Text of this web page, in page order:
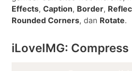
Effects, Caption, Border,
Rounded Corners, dan Rotate.
iLoveIMG: Compress